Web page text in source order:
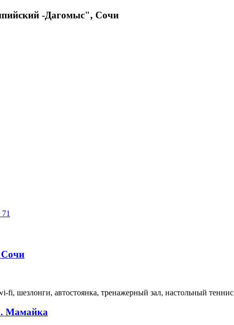
-Дагомыс", Сочи
Сочи
fi, шезлонги, автостоянка, тренажерный зал, настольный теннис
Мамайка